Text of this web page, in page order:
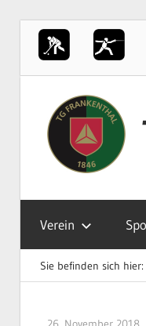
springen
Sportverein
in
Frankenthal
Verein
Sie befinden sich hier: